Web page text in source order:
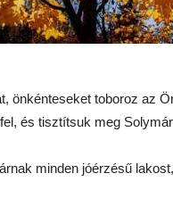
önkénteseket toboroz az
és tisztítsuk meg
minden jóérzésű